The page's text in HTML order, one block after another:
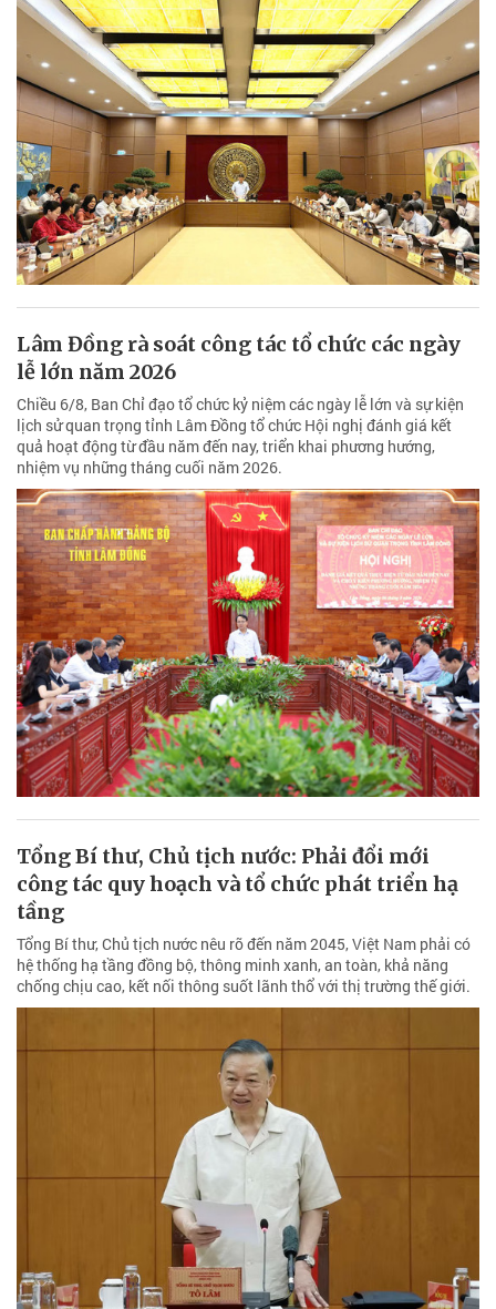
Lâm Đồng rà soát công tác tổ chức các ngày
lễ lớn năm 2026
Chiều 6/8, Ban Chỉ đạo tổ chức kỷ niệm các ngày lễ lớn và sự kiện
lịch sử quan trọng tỉnh Lâm Đồng tổ chức Hội nghị đánh giá kết
quả hoạt động từ đầu năm đến nay, triển khai phương hướng,
nhiệm vụ những tháng cuối năm 2026.
Tổng Bí thư, Chủ tịch nước: Phải đổi mới
công tác quy hoạch và tổ chức phát triển hạ
tầng
Tổng Bí thư, Chủ tịch nước nêu rõ đến năm 2045, Việt Nam phải có
hệ thống hạ tầng đồng bộ, thông minh xanh, an toàn, khả năng
chống chịu cao, kết nối thông suốt lãnh thổ với thị trường thế giới.